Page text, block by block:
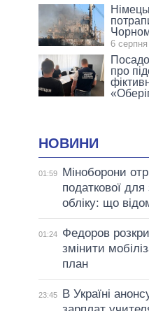
6
про
НОВИНИ
01:59
Міноборони
податкової для
обліку: що
01:24
Федоров
змінити
план
23:45
В Україні